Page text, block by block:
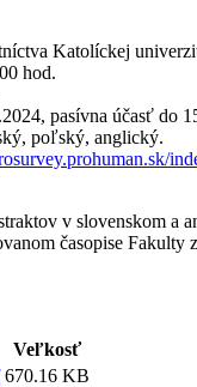
Katolíckej
hod.
pasívna účasť do
poľský, anglický.
v slovenskom a
časopise
Veľkosť
670.16 KB